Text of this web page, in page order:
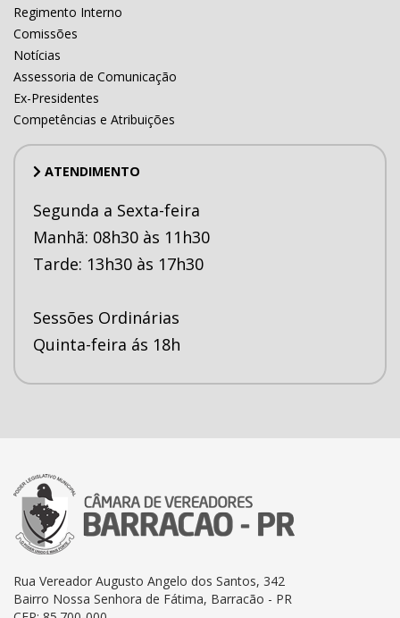
Regimento Interno
Comissões
Notícias
Assessoria de Comunicação
Ex-Presidentes
Competências e Atribuições
ATENDIMENTO
Segunda a Sexta-feira
Manhã: 08h30 às 11h30
Tarde: 13h30 às 17h30
Sessões Ordinárias
Quinta-feira ás 18h
Rua Vereador Augusto Angelo dos Santos, 342
Bairro Nossa Senhora de Fátima, Barracão - PR